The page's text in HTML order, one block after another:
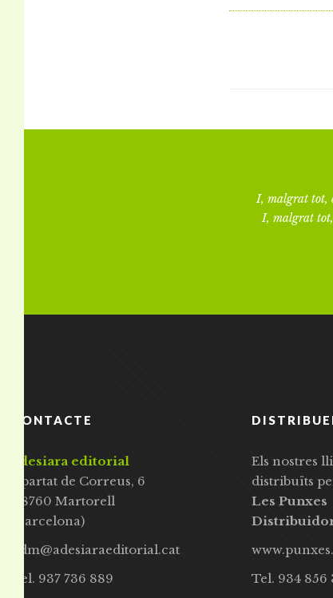
I, malgrat tot,
I, malgrat tot,
CONTACTE
adesiara editorial
Apartat de Correus, 6
08760 Martorell
(Barcelona)
adm@adesiaraeditorial.cat
Tel. 937 736 889
Els nostres
distribuïts
Les Punxes
Tel. 934 856